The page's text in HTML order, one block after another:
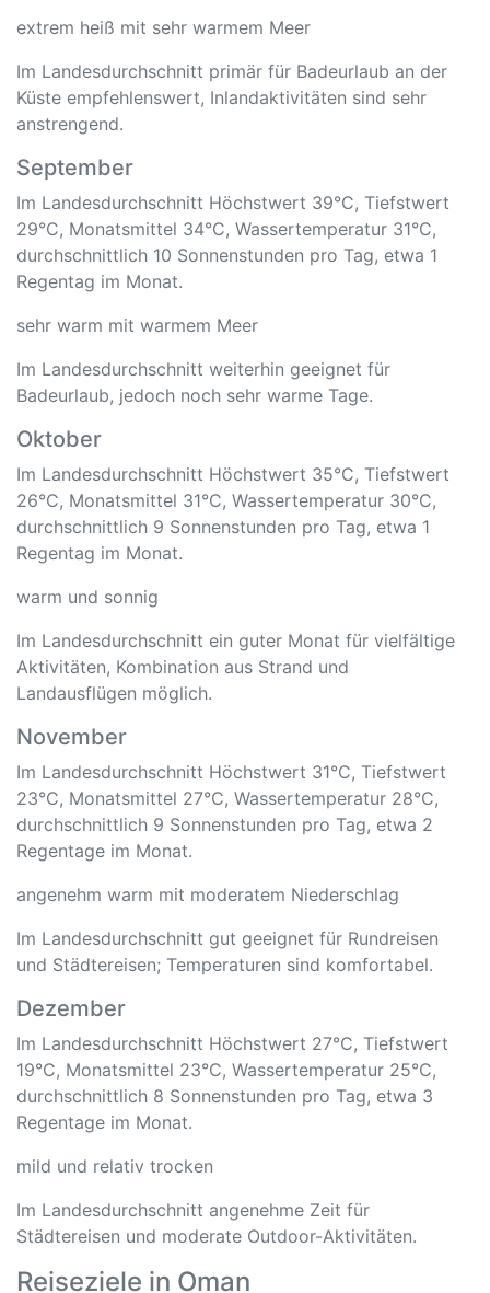
extrem heiß mit sehr warmem Meer
Im Landesdurchschnitt primär für Badeurlaub an der
Küste empfehlenswert, Inlandaktivitäten sind sehr
anstrengend.
September
Im Landesdurchschnitt Höchstwert 39°C, Tiefstwert
29°C, Monatsmittel 34°C, Wassertemperatur 31°C,
durchschnittlich 10 Sonnenstunden pro Tag, etwa 1
Regentag im Monat.
sehr warm mit warmem Meer
Im Landesdurchschnitt weiterhin geeignet für
Badeurlaub, jedoch noch sehr warme Tage.
Oktober
Im Landesdurchschnitt Höchstwert 35°C, Tiefstwert
26°C, Monatsmittel 31°C, Wassertemperatur 30°C,
durchschnittlich 9 Sonnenstunden pro Tag, etwa 1
Regentag im Monat.
warm und sonnig
Im Landesdurchschnitt ein guter Monat für vielfältige
Aktivitäten, Kombination aus Strand und
Landausflügen möglich.
November
Im Landesdurchschnitt Höchstwert 31°C, Tiefstwert
23°C, Monatsmittel 27°C, Wassertemperatur 28°C,
durchschnittlich 9 Sonnenstunden pro Tag, etwa 2
Regentage im Monat.
angenehm warm mit moderatem Niederschlag
Im Landesdurchschnitt gut geeignet für Rundreisen
und Städtereisen; Temperaturen sind komfortabel.
Dezember
Im Landesdurchschnitt Höchstwert 27°C, Tiefstwert
19°C, Monatsmittel 23°C, Wassertemperatur 25°C,
durchschnittlich 8 Sonnenstunden pro Tag, etwa 3
Regentage im Monat.
mild und relativ trocken
Im Landesdurchschnitt angenehme Zeit für
Städtereisen und moderate Outdoor-Aktivitäten.
Reiseziele in Oman